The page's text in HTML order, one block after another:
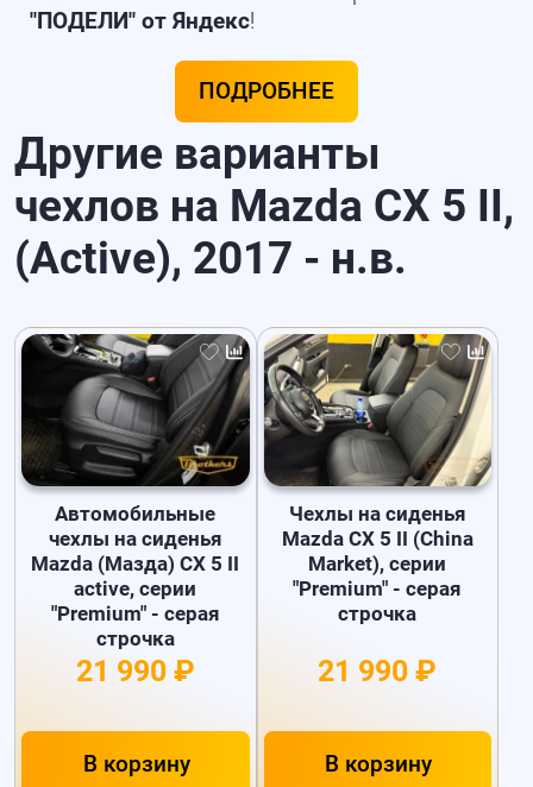
"ПОДЕЛИ" от Яндекс!
ПОДРОБНЕЕ
Другие варианты
чехлов на Mazda CX 5 II,
(Active), 2017 - н.в.
Автомобильные
чехлы на сиденья
Mazda (Мазда) CX 5 II
active, серии
"Premium" - серая
строчка
21 990 ₽
В корзину
Чехлы на сиденья
Mazda CX 5 II (China
Market), серии
"Premium" - серая
строчка
21 990 ₽
В корзину